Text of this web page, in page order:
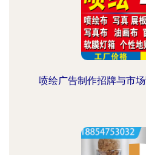
喷绘广告制作招牌与市